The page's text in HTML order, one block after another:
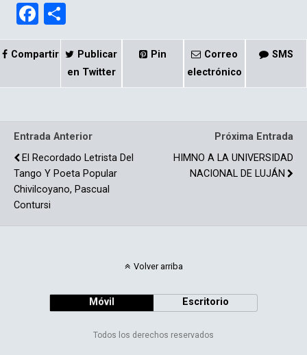
F
a
ce
k
o
m
p
Compartir
Publicar
en Twitter
Pin
Correo
electrónico
SMS
Entrada Anterior
El Recordado Letrista Del
Tango Y Poeta Popular
Chivilcoyano, Pascual
Contursi
Próxima Entrada
HIMNO A LA UNIVERSIDAD
NACIONAL DE LUJÁN
Volver arriba
Móvil Escritorio
Todos los derechos reservados